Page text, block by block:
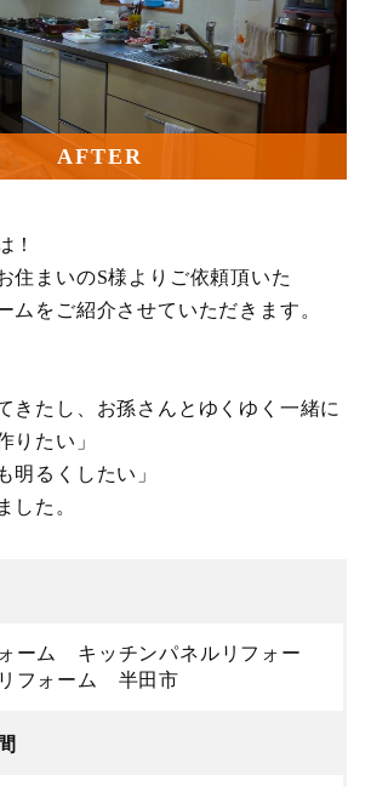
AFTER
！
住まいのS様よりご依頼頂いた
ムをご紹介させていただきます。
きたし、お孫さんとゆくゆく一緒に
りたい」
明るくしたい」
した。
ーム キッチンパネルリフォー
フォーム 半田市